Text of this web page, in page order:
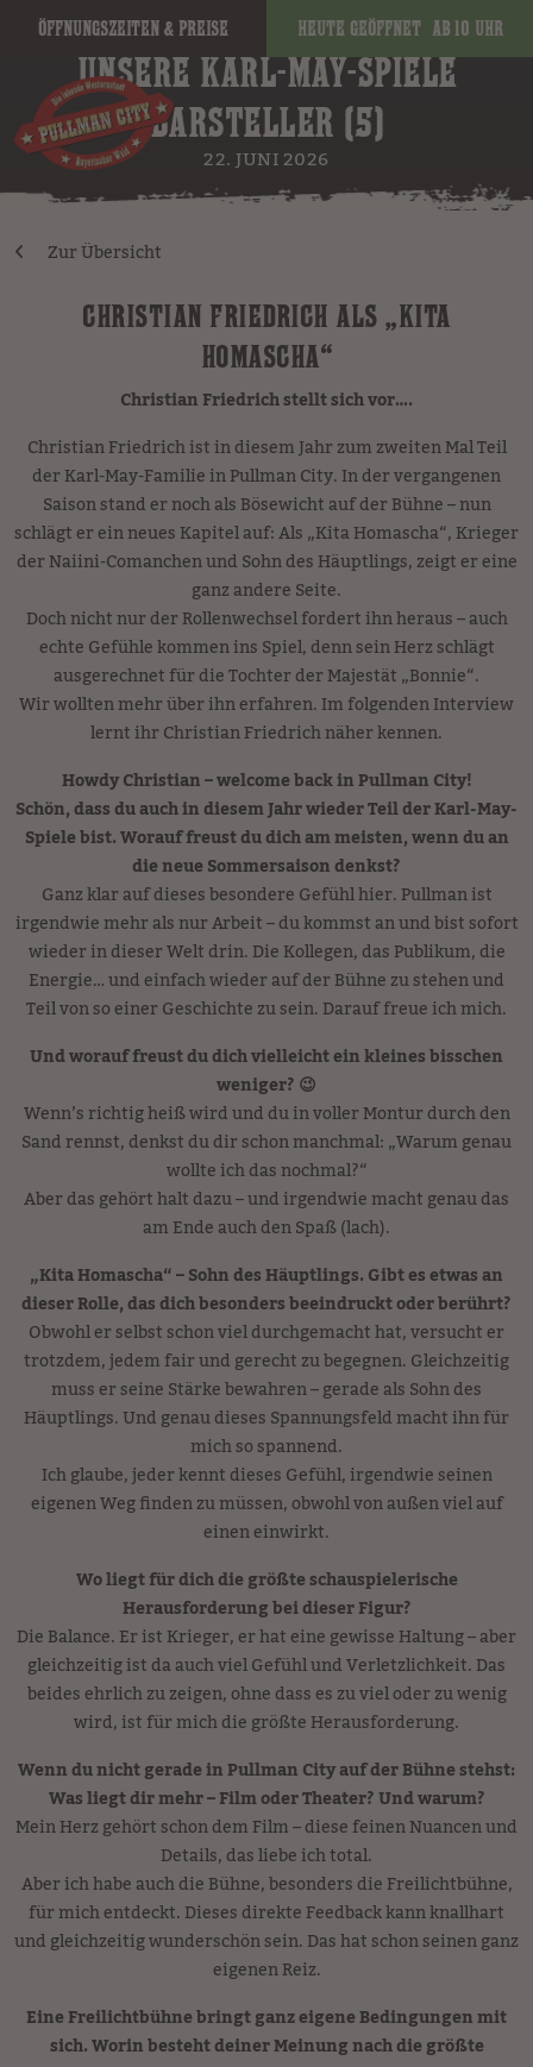
Öffnungszeiten & Preise Heute geöffnet ab 10 Uhr
UNSERE KARL-MAY-SPIELE
DARSTELLER (5)
22. JUNI 2026
Zur Übersicht
CHRISTIAN FRIEDRICH ALS „KITA
HOMASCHA“
Christian Friedrich stellt sich vor….
Christian Friedrich ist in diesem Jahr zum zweiten Mal Teil
der Karl-May-Familie in Pullman City. In der vergangenen
Saison stand er noch als Bösewicht auf der Bühne – nun
schlägt er ein neues Kapitel auf: Als „Kita Homascha“, Krieger
der Naiini-Comanchen und Sohn des Häuptlings, zeigt er eine
ganz andere Seite.
Doch nicht nur der Rollenwechsel fordert ihn heraus – auch
echte Gefühle kommen ins Spiel, denn sein Herz schlägt
ausgerechnet für die Tochter der Majestät „Bonnie“.
Wir wollten mehr über ihn erfahren. Im folgenden Interview
lernt ihr Christian Friedrich näher kennen.
Howdy Christian – welcome back in Pullman City!
Schön, dass du auch in diesem Jahr wieder Teil der Karl-May-
Spiele bist. Worauf freust du dich am meisten, wenn du an
die neue Sommersaison denkst?
Ganz klar auf dieses besondere Gefühl hier. Pullman ist
irgendwie mehr als nur Arbeit – du kommst an und bist sofort
wieder in dieser Welt drin. Die Kollegen, das Publikum, die
Energie… und einfach wieder auf der Bühne zu stehen und
Teil von so einer Geschichte zu sein. Darauf freue ich mich.
Und worauf freust du dich vielleicht ein kleines bisschen
weniger? 😉
Wenn’s richtig heiß wird und du in voller Montur durch den
Sand rennst, denkst du dir schon manchmal: „Warum genau
wollte ich das nochmal?“
Aber das gehört halt dazu – und irgendwie macht genau das
am Ende auch den Spaß (lach).
„Kita Homascha“ – Sohn des Häuptlings. Gibt es etwas an
dieser Rolle, das dich besonders beeindruckt oder berührt?
Obwohl er selbst schon viel durchgemacht hat, versucht er
trotzdem, jedem fair und gerecht zu begegnen. Gleichzeitig
muss er seine Stärke bewahren – gerade als Sohn des
Häuptlings. Und genau dieses Spannungsfeld macht ihn für
mich so spannend.
Ich glaube, jeder kennt dieses Gefühl, irgendwie seinen
eigenen Weg finden zu müssen, obwohl von außen viel auf
einen einwirkt.
Wo liegt für dich die größte schauspielerische
Herausforderung bei dieser Figur?
Die Balance. Er ist Krieger, er hat eine gewisse Haltung – aber
gleichzeitig ist da auch viel Gefühl und Verletzlichkeit. Das
beides ehrlich zu zeigen, ohne dass es zu viel oder zu wenig
wird, ist für mich die größte Herausforderung.
Wenn du nicht gerade in Pullman City auf der Bühne stehst:
Was liegt dir mehr – Film oder Theater? Und warum?
Mein Herz gehört schon dem Film – diese feinen Nuancen und
Details, das liebe ich total.
Aber ich habe auch die Bühne, besonders die Freilichtbühne,
für mich entdeckt. Dieses direkte Feedback kann knallhart
und gleichzeitig wunderschön sein. Das hat schon seinen ganz
eigenen Reiz.
Eine Freilichtbühne bringt ganz eigene Bedingungen mit
sich. Worin besteht deiner Meinung nach die größte